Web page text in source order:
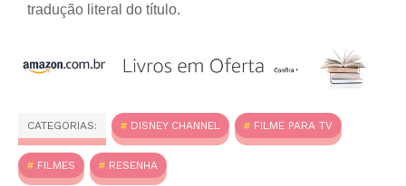
tradução literal do título.
CATEGORIAS: DISNEY CHANNEL FILME PARA TV
FILMES RESENHA